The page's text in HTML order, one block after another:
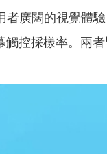
廣闊的視覺體驗
觸控採樣率。兩者